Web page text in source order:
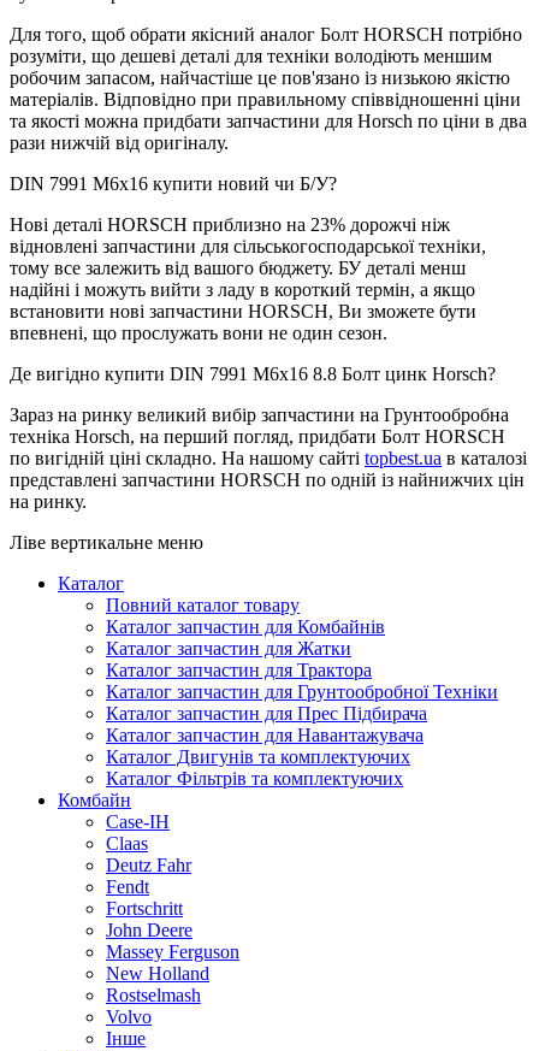
Для того, щоб обрати якісний аналог Болт HORSCH потрібно
розуміти, що дешеві деталі для техніки володіють меншим
робочим запасом, найчастіше це пов'язано із низькою якістю
матеріалів. Відповідно при правильному співвідношенні ціни
та якості можна придбати запчастини для Horsch по ціни в два
рази нижчій від оригіналу.
DIN 7991 M6x16 купити новий чи Б/У?
Нові деталі HORSCH приблизно на 23% дорожчі ніж
відновлені запчастини для сільськогосподарської техніки,
тому все залежить від вашого бюджету. БУ деталі менш
надійні і можуть вийти з ладу в короткий термін, а якщо
встановити нові запчастини HORSCH, Ви зможете бути
впевнені, що прослужать вони не один сезон.
Де вигідно купити DIN 7991 M6x16 8.8 Болт цинк Horsch?
Зараз на ринку великий вибір запчастини на Грунтообробна
техніка Horsch, на перший погляд, придбати Болт HORSCH
по вигідній ціні складно. На нашому сайті topbest.ua в каталозі
представлені запчастини HORSCH по одній із найнижчих цін
на ринку.
Ліве вертикальне меню
Каталог
Повний каталог товару
Каталог запчастин для Комбайнів
Каталог запчастин для Жатки
Каталог запчастин для Трактора
Каталог запчастин для Грунтообробної Техніки
Каталог запчастин для Прес Підбирача
Каталог запчастин для Навантажувача
Каталог Двигунів та комплектуючих
Каталог Фільтрів та комплектуючих
Комбайн
Case-IH
Claas
Deutz Fahr
Fendt
Fortschritt
John Deere
Massey Ferguson
New Holland
Rostselmash
Volvo
Інше